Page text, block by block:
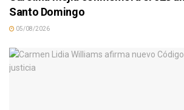
Santo Domingo
05/08/2026